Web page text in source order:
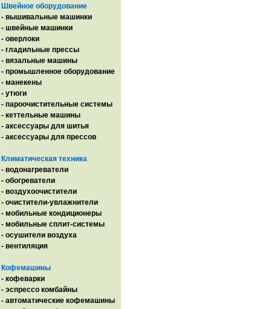
Швейное оборудование
- вышивальные машинки
- швейные машинки
- оверлоки
- гладильные прессы
- вязальные машины
- промышленное оборудование
- манекены
- утюги
- пароочистительные системы
- кеттельные машины
- аксессуары для шитья
- аксессуары для прессов
.
Климатическая техника
- водонагреватели
- обогреватели
- воздухоочистители
- очистители-увлажнители
- мобильные кондиционеры
- мобильные сплит-системы
- осушители воздуха
- вентиляция
.
Кофемашины
- кофеварки
- эспрессо комбайны
- автоматические кофемашины